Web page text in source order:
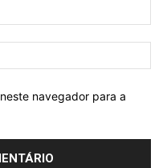
navegador para a